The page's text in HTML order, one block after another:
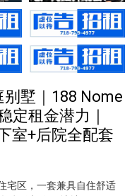
墅｜188 Nome
定租金潜力｜
室+后院全配套
宅区，一套兼具自住舒适